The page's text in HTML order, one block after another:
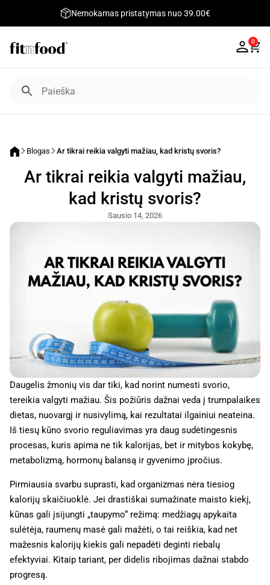
Nemokamas pristatymas nuo 39.00€
0
Blogas Ar tikrai reikia valgyti mažiau, kad kristų svoris?
Ar tikrai reikia valgyti mažiau,
kad kristų svoris?
Sausio 14, 2026
Daugelis žmonių vis dar tiki, kad norint numesti svorio,
tereikia valgyti mažiau. Šis požiūris dažnai veda į trumpalaikes
dietas, nuovargį ir nusivylimą, kai rezultatai ilgainiui neateina.
Iš tiesų kūno svorio reguliavimas yra daug sudėtingesnis
procesas, kuris apima ne tik kalorijas, bet ir mitybos kokybę,
metabolizmą, hormonų balansą ir gyvenimo įpročius.
Pirmiausia svarbu suprasti, kad organizmas nėra tiesiog
kalorijų skaičiuoklė. Jei drastiškai sumažinate maisto kiekį,
kūnas gali įsijungti „taupymo“ režimą: medžiagų apykaita
sulėtėja, raumenų masė gali mažėti, o tai reiškia, kad net
mažesnis kalorijų kiekis gali nepadėti deginti riebalų
efektyviai. Kitaip tariant, per didelis ribojimas dažnai stabdo
progresą.